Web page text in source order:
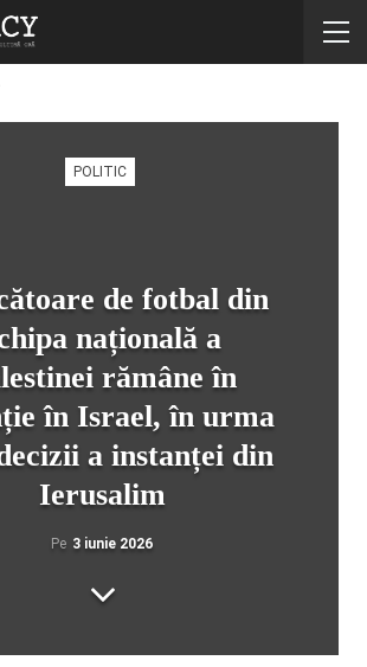
POLITIC
de fotbal din
națională a
rămâne în
în Israel, în urma
a instanței din
Ierusalim
Pe 3 iunie 2026